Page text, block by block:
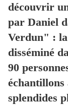
découvrir
par Daniel
Verdun" :
disséminé
90
splendides